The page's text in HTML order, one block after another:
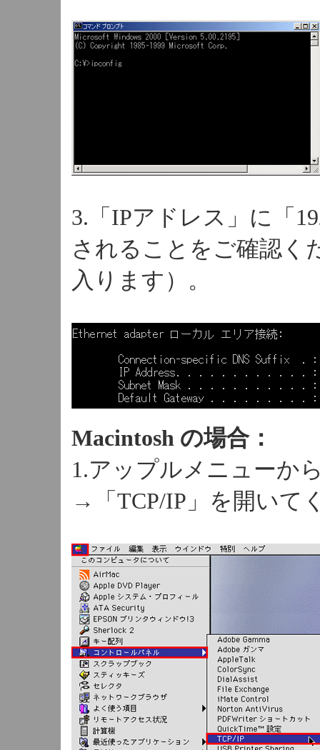
3.「IPアドレス」に「
されることをご確認く
入ります）。
Macintosh の場合：
1.アップルメニューか
→「TCP/IP」を開いて